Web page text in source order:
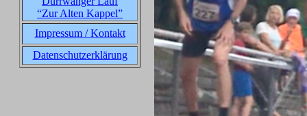
“Zur Alten Kappel”
Impressum / Kontakt
Datenschutzerklärung